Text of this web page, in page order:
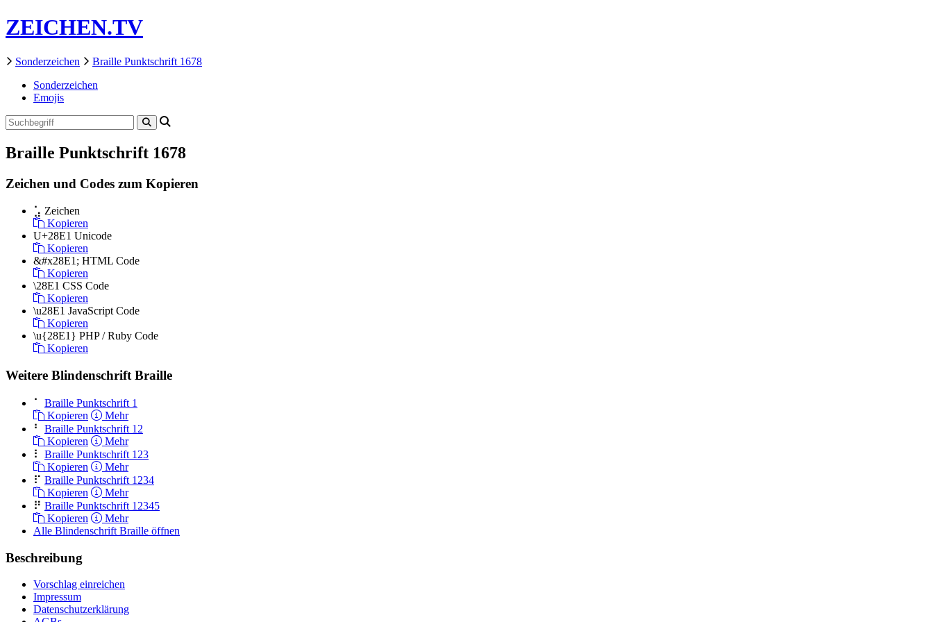
ZEICHEN.TV
Sonderzeichen
Braille Punktschrift 1678
Sonderzeichen
Emojis
Braille Punktschrift 1678
Zeichen und Codes zum Kopieren
⣡ Zeichen
Kopieren
U+28E1 Unicode
Kopieren
&#x28E1; HTML Code
Kopieren
\28E1 CSS Code
Kopieren
\u28E1 JavaScript Code
Kopieren
\u{28E1} PHP / Ruby Code
Kopieren
Weitere Blindenschrift Braille
⠁
Braille Punktschrift 1
Kopieren
Mehr
⠃
Braille Punktschrift 12
Kopieren
Mehr
⠇
Braille Punktschrift 123
Kopieren
Mehr
⠏ Braille Punktschrift 1234
Kopieren
Mehr
⠟ Braille Punktschrift 12345
Kopieren
Mehr
Alle Blindenschrift Braille öffnen
Beschreibung
Vorschlag einreichen
Impressum
Datenschutzerklärung